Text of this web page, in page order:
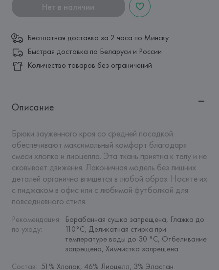
Нет в наличии
Бесплатная доставка за 2 часа по Минску
Быстрая доставка по Беларуси и России
Количество товаров без ограничений
Описание
Брюки зауженного кроя со средней посадкой
обеспечивают максимальный комфорт благодаря
смеси хлопка и лиоцелла. Эта ткань приятна к телу и не
сковывает движения. Лаконичная модель без лишних
деталей органично впишется в любой образ. Носите их
с пиджаком в офис или с любимой футболкой для
повседневного стиля.
Рекомендация
по уходу:
Барабанная сушка запрещена, Глажка до
110°C, Деликатная стирка при
температуре воды до 30 °C, Отбеливание
запрещено, Химчистка запрещена
Состав: 51% Хлопок, 46% Лиоцелл, 3% Эластан